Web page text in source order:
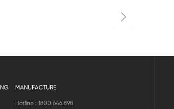
MANUFACTURE
Hotline : 1800.646.898